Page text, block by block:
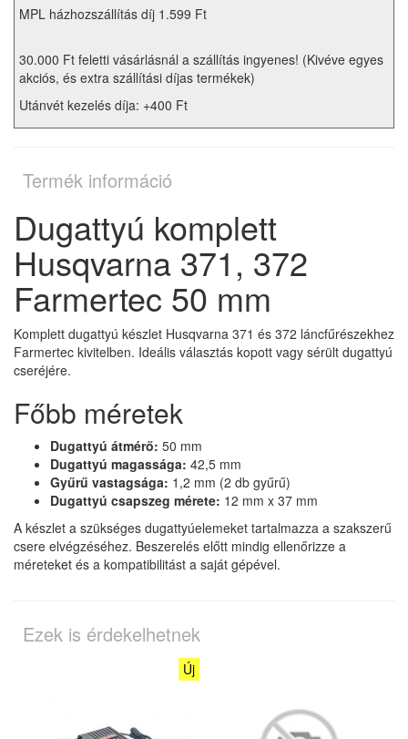
MPL házhozszállítás díj 1.599 Ft
30.000 Ft feletti vásárlásnál a szállítás ingyenes! (Kivéve egyes
akciós, és extra szállítási díjas termékek)
Utánvét kezelés díja: +400 Ft
Termék információ
Dugattyú komplett
Husqvarna 371, 372
Farmertec 50 mm
Komplett dugattyú készlet Husqvarna 371 és 372 láncfűrészekhez
Farmertec kivitelben. Ideális választás kopott vagy sérült dugattyú
cseréjére.
Főbb méretek
Dugattyú átmérő: 50 mm
Dugattyú magassága: 42,5 mm
Gyűrű vastagsága: 1,2 mm (2 db gyűrű)
Dugattyú csapszeg mérete: 12 mm x 37 mm
A készlet a szükséges dugattyúelemeket tartalmazza a szakszerű
csere elvégzéséhez. Beszerelés előtt mindig ellenőrizze a
méreteket és a kompatibilitást a saját gépével.
Ezek is érdekelhetnek
Új